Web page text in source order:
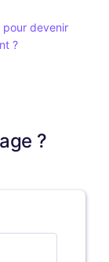
pour devenir
?
?